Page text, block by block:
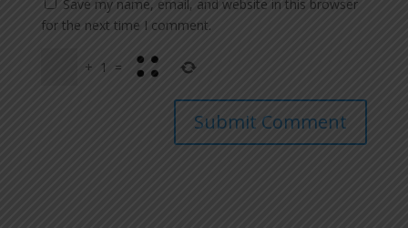
Save my name, email, and website in this browser
for the next time I comment.
+ 1 =